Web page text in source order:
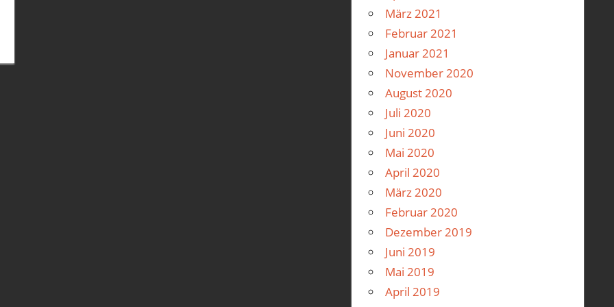
März 2021
Februar 2021
Januar 2021
November 2020
August 2020
Juli 2020
Juni 2020
Mai 2020
April 2020
März 2020
Februar 2020
Dezember 2019
Juni 2019
Mai 2019
April 2019